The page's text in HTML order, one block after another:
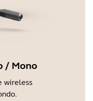
/ Mono
wireless